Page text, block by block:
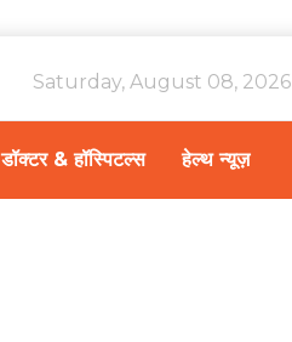
Saturday, August 08, 2026
डॉक्टर & हॉस्पिटल्स हेल्थ न्यूज़